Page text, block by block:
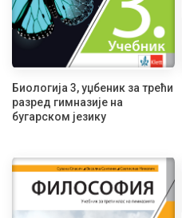
Биологија 3, уџбеник за трећи
разред гимназије на
бугарском језику